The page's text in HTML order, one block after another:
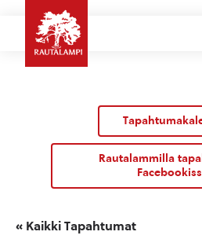
Rautalammilla
« Kaikki Tapahtumat